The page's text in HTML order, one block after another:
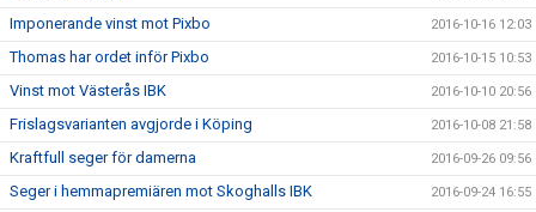
Imponerande vinst mot Pixbo 2016-10-16 12:03
Thomas har ordet inför Pixbo 2016-10-15 10:53
Vinst mot Västerås IBK 2016-10-10 20:56
Frislagsvarianten avgjorde i Köping 2016-10-08 21:58
Kraftfull seger för damerna 2016-09-26 09:56
Seger i hemmapremiären mot Skoghalls IBK 2016-09-24 16:55